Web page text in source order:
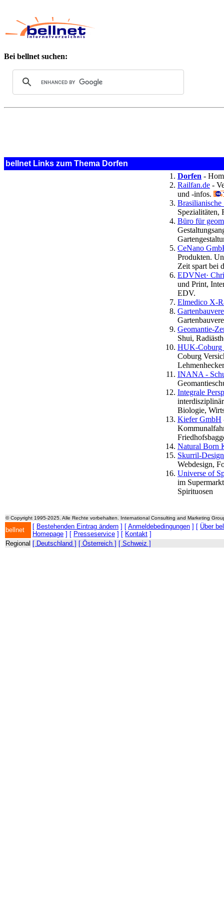
Bei bellnet suchen:
bellnet Links zum Thema Dorfen
Dorfen -
Railfan.de -
und -infos.
Spezialitäten,
Büro für
CeNano
Produkten.
Zeit spart bei
EDVNet·
und Print,
EDV.
Elmedico X-
Geomantie-
Shui,
HUK-Coburg
Coburg
Lehmenhecker
INANA -
Integrale
Biologie,
Kiefer GmbH
Natural Born
Skurril-
Webdesign,
Universe of
im
Spirituosen
© Copyright 1995-2025. Alle Rechte vorbehalten. International Consulting and Marketing
bellnet [ Bestehenden Eintrag ändern ] [ Anmeldebedingungen ] [ Über
Homepage ] [ Presseservice ] [ Kontakt ]
Regional [ Deutschland ] [ Österreich ] [ Schweiz ]